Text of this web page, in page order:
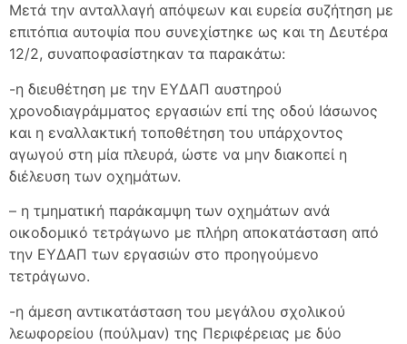
Μετά την ανταλλαγή απόψεων και ευρεία συζήτηση με
επιτόπια αυτοψία που συνεχίστηκε ως και τη Δευτέρα
12/2, συναποφασίστηκαν τα παρακάτω:
-η διευθέτηση με την ΕΥΔΑΠ αυστηρού
χρονοδιαγράμματος εργασιών επί της οδού Ιάσωνος
και η εναλλακτική τοποθέτηση του υπάρχοντος
αγωγού στη μία πλευρά, ώστε να μην διακοπεί η
διέλευση των οχημάτων.
– η τμηματική παράκαμψη των οχημάτων ανά
οικοδομικό τετράγωνο με πλήρη αποκατάσταση από
την ΕΥΔΑΠ των εργασιών στο προηγούμενο
τετράγωνο.
-η άμεση αντικατάσταση του μεγάλου σχολικού
λεωφορείου (πούλμαν) της Περιφέρειας με δύο